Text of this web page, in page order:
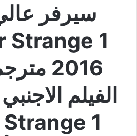
سيرفر
Strange 1
2016